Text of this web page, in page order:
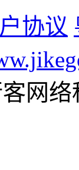
协议
客网